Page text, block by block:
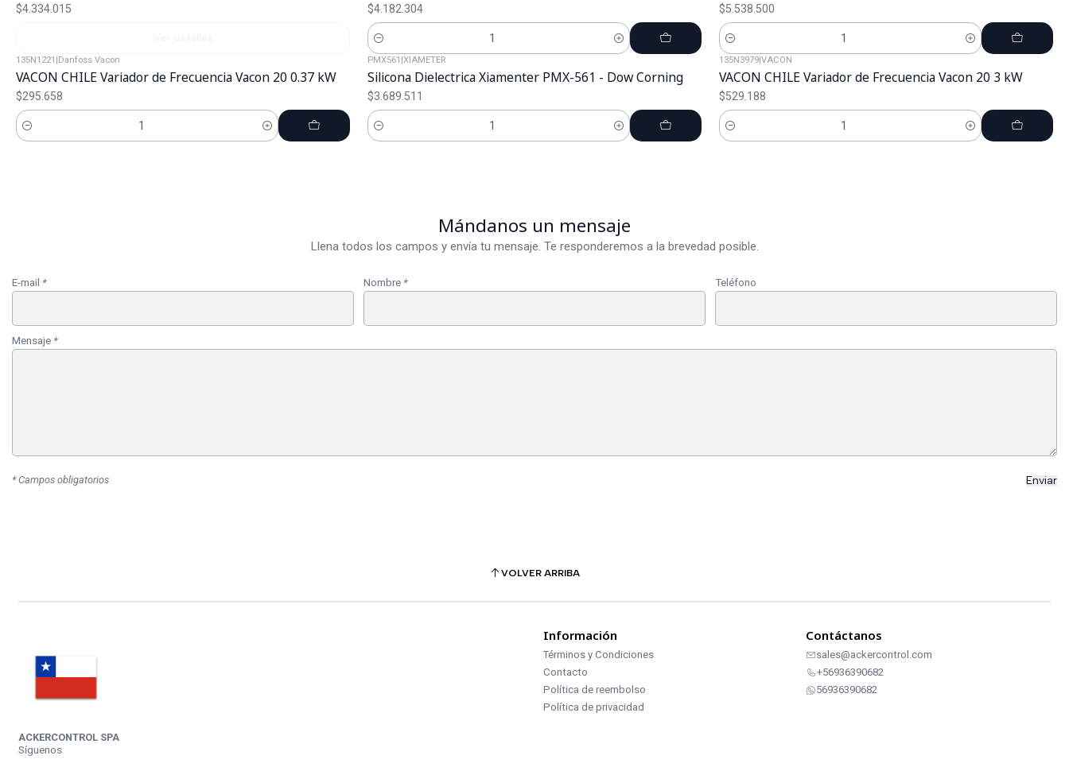
$4.334.015 $4.182.304
Cantidad
$5.538.500
Cantidad
135N1221 |Danfoss Vacon
VACON CHILE Variador de Frecuencia Vacon 20 0.37 kW
$295.658
Cantidad
PMX561 |XIAMETER
Silicona Dielectrica Xiamenter PMX-561 - Dow Corning
$3.689.511
Cantidad
135N3979|VACON
VACON CHILE Variador de Frecuencia Vacon 20 3 kW
$529.188
Cantidad
Mándanos un mensaje
Llena todos los campos y envía tu mensaje. Te responderemos a la brevedad posible.
E-mail * Nombre * Teléfono
Mensaje *
* Campos obligatorios
VOLVER ARRIBA
ACKERCONTROL SPA
Síguenos
Información
Términos y Condiciones
Contacto
Política de reembolso
Política de privacidad
Contáctanos
sales@ackercontrol.com
+56936390682
56936390682